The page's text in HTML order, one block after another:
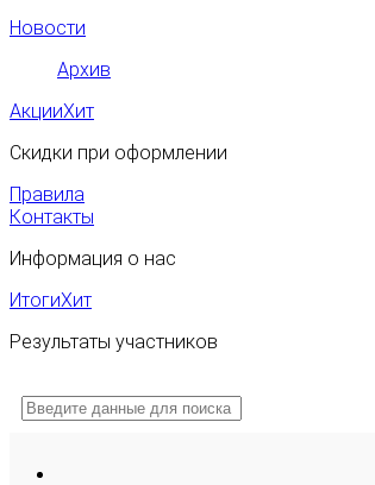
Новости
Архив
АкцииХит
Скидки при оформлении
Правила
Контакты
Информация о нас
ИтогиХит
Результаты участников